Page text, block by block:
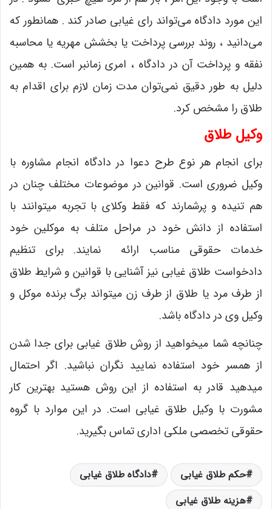
این مورد دادگاه می‌تواند رای غیابی صادر کند . همانطور که
می‌دانید ، روند بررسی پرداخت یا بخشش مهریه یا محاسبه
نفقه و پرداخت آن در دادگاه ، امری زمانبر است. به همین
دلیل به طور دقیق نمی‌توان مدت زمان لازم برای اقدام به
طلاق را مشخص کرد.
وکیل طلاق
برای انجام هر نوع طرح دعوا در دادگاه انجام مشاوره با
وکیل ضروری است. قوانین در موضوعات مختلف چنان در
هم تنیده و پرشمارند که فقط وکلای با تجربه میتوانند با
استفاده از دانش خود در مراحل متلف به موکلین خود
خدمات حقوقی مناسب ارائه نمایند. برای تنظیم
دادخواست طلاق غیابی نیز آشنایی با قوانین و شرایط طلاق
از طرف مرد یا طلاق از طرف زن میتواند برگ برنده موکل و
وکیل وی در دادگاه باشد.
چنانچه شما میخواهید از روش طلاق غیابی برای جدا شدن
از همسر خود استفاده نمایید نگران نباشید. اگر احتمال
میدهید قادر به استفاده از این روش هستید بهترین کار
مشورت با وکیل طلاق غیابی است. در این موارد با گروه
حقوقی تخصصی ملکی اداری تماس بگیرید.
حکم طلاق غیابی
دادگاه طلاق غیابی
هزینه طلاق غیابی